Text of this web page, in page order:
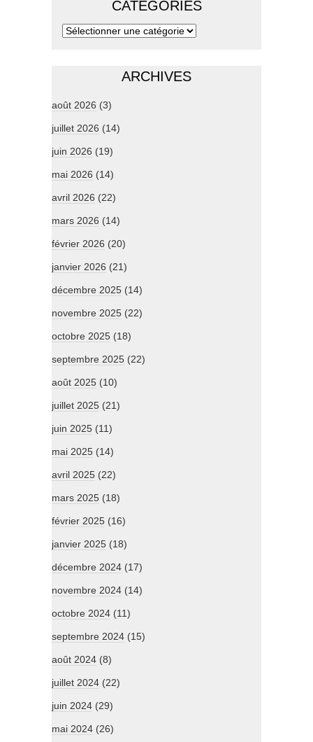
CATÉGORIES
ARCHIVES
août 2026 (3)
juillet 2026 (14)
juin 2026 (19)
mai 2026 (14)
avril 2026 (22)
mars 2026 (14)
février 2026 (20)
janvier 2026 (21)
décembre 2025 (14)
novembre 2025 (22)
octobre 2025 (18)
septembre 2025 (22)
août 2025 (10)
juillet 2025 (21)
juin 2025 (11)
mai 2025 (14)
avril 2025 (22)
mars 2025 (18)
février 2025 (16)
janvier 2025 (18)
décembre 2024 (17)
novembre 2024 (14)
octobre 2024 (11)
septembre 2024 (15)
août 2024 (8)
juillet 2024 (22)
juin 2024 (29)
mai 2024 (26)